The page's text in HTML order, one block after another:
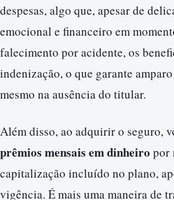
despesas, algo que, apesar de
emocional e financeiro em
falecimento por acidente, os
indenização, o que garante
mesmo na ausência do titular.
Além disso, ao adquirir o seguro,
prêmios mensais em dinheiro por
capitalização incluído no plano,
vigência. É mais uma maneira de